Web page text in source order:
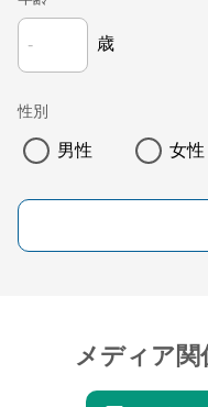
歳
性別
男性 女性
メディア関